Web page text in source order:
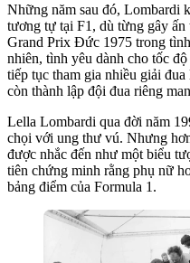
Những năm sau đó, Lombardi
tương tự tại F1, dù từng gây
Grand Prix Đức 1975 trong
nhiên, tình yêu dành cho tốc
tiếp tục tham gia nhiều giải
còn thành lập đội đua riêng
Lella Lombardi qua đời năm
chọi với ung thư vú. Nhưng
được nhắc đến như một biểu
tiên chứng minh rằng phụ nữ
bảng điểm của Formula 1.